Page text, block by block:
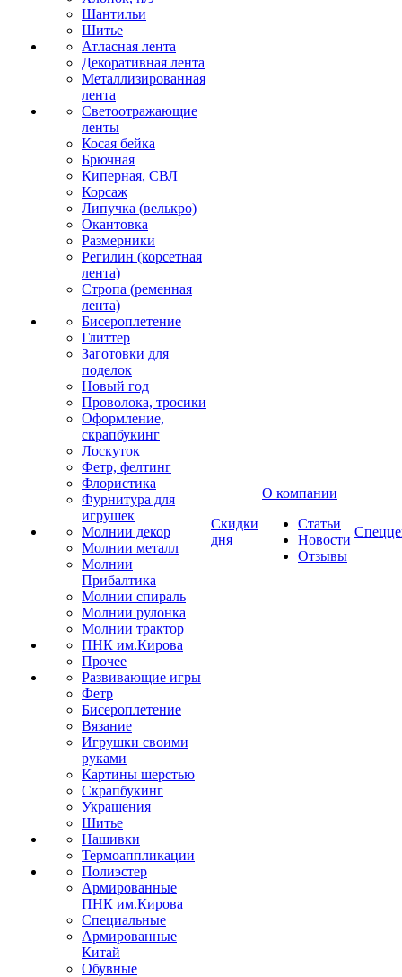
Шантильи
Шитье
Атласная лента
Декоративная лента
Металлизированная
лента
Светоотражающие
ленты
Косая бейка
Брючная
Киперная, СВЛ
Корсаж
Липучка (велькро)
Окантовка
Размерники
Регилин (корсетная
лента)
Стропа (ременная
лента)
Бисероплетение
Глиттер
Заготовки для
поделок
Новый год
Проволока, тросики
Оформление,
скрапбукинг
Лоскуток
Фетр, фелтинг
Флористика
Фурнитура для
игрушек
Молнии декор
Молнии металл
Молнии
Прибалтика
Молнии спираль
Молнии рулонка
Молнии трактор
ПНК им.Кирова
Прочее
Развивающие игры
Фетр
Бисероплетение
Вязание
Игрушки своими
руками
Картины шерстью
Скрапбукинг
Украшения
Шитье
Нашивки
Термоаппликации
Полиэстер
Армированные
ПНК им.Кирова
Специальные
Армированные
Китай
Обувные
Скидки
дня
О компании
Статьи
Новости
Отзывы